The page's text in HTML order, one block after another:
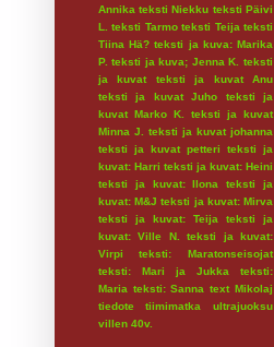
Annika teksti Niekku teksti Päivi
L.
teksti Tarmo teksti Teija teksti
Tiina Hä? teksti ja kuva: Marika
P. teksti ja kuva; Jenna K.
teksti
ja kuvat
teksti ja kuvat Anu
teksti ja kuvat Juho
teksti ja
kuvat Marko K.
teksti ja kuvat
Minna J.
teksti ja kuvat johanna
teksti ja kuvat petteri
teksti ja
kuvat: Harri teksti ja kuvat: Heini
teksti ja kuvat: Ilona
teksti ja
kuvat: M&J teksti ja kuvat: Mirva
teksti ja kuvat: Teija
teksti ja
kuvat: Ville N.
teksti ja kuvat:
Virpi
teksti: Maratonseisojat
teksti: Mari ja Jukka
teksti:
Maria teksti: Sanna text Mikolaj
tiedote
tiimimatka
ultrajuoksu
villen 40v.